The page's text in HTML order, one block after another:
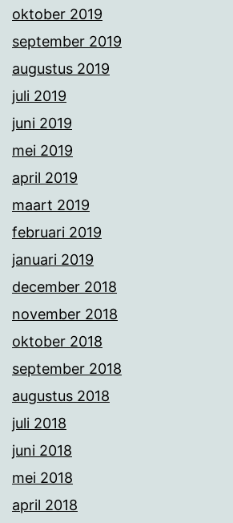
oktober 2019
september 2019
augustus 2019
juli 2019
juni 2019
mei 2019
april 2019
maart 2019
februari 2019
januari 2019
december 2018
november 2018
oktober 2018
september 2018
augustus 2018
juli 2018
juni 2018
mei 2018
april 2018